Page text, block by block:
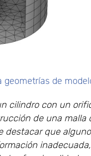
geometrías de
cilindro con un
de una malla
destacar que